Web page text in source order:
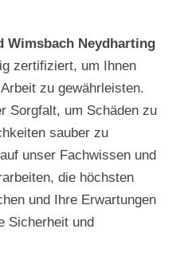
Wimsbach Neydharting
zertifiziert, um Ihnen
zu gewährleisten.
Sorgfalt, um Schäden zu
sauber zu
unser Fachwissen und
die höchsten
und Ihre Erwartungen
Sicherheit und